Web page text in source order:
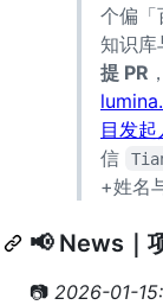
个偏「
知识库
提 PR
目发起
信
+姓名
📢 News｜
📷 2026-01-